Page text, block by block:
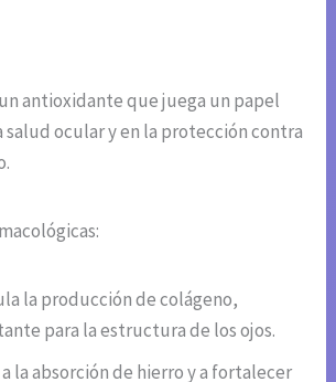
antioxidante que juega un papel
ocular y en la protección contra
la producción de colágeno,
para la estructura de los ojos.
la absorción de hierro y a fortalecer